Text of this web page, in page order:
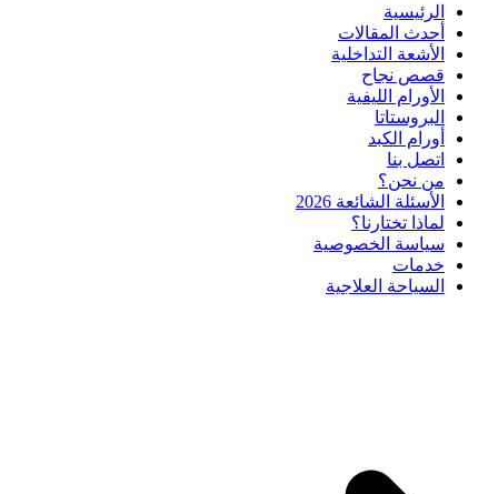
الرئيسية
أحدث المقالات
الأشعة التداخلية
قصص نجاح
الأورام الليفية
البروستاتا
أورام الكبد
اتصل بنا
من نحن؟
الأسئلة الشائعة 2026
لماذا تختارنا؟
سياسة الخصوصية
خدمات
السياحة العلاجية